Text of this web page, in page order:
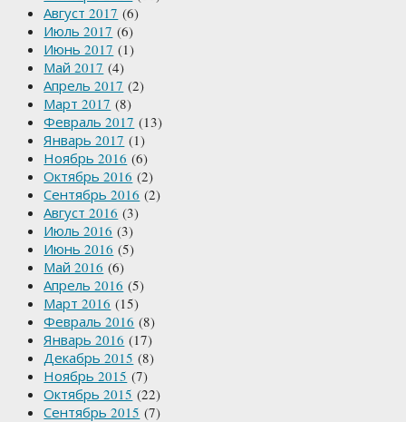
Август 2017 (6)
Июль 2017 (6)
Июнь 2017 (1)
Май 2017 (4)
Апрель 2017 (2)
Март 2017 (8)
Февраль 2017 (13)
Январь 2017 (1)
Ноябрь 2016 (6)
Октябрь 2016 (2)
Сентябрь 2016 (2)
Август 2016 (3)
Июль 2016 (3)
Июнь 2016 (5)
Май 2016 (6)
Апрель 2016 (5)
Март 2016 (15)
Февраль 2016 (8)
Январь 2016 (17)
Декабрь 2015 (8)
Ноябрь 2015 (7)
Октябрь 2015 (22)
Сентябрь 2015 (7)